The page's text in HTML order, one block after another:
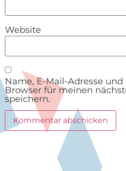
Website
Name, E-Mail-Adresse
Browser für meinen
speichern.